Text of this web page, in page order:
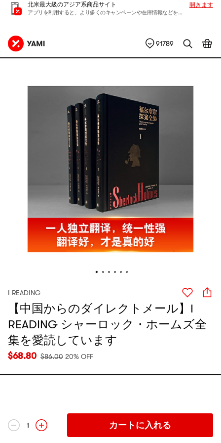
北米最大級のアジア系商品サイト
アプリを利用すると、より多くのキャンペーンや在庫情報などを入手できます
開きます
91789
I READING
【中国からのダイレクトメール】I
READING シャーロック・ホームズ全
集を愛読しています
$68.80 $86.00 20% OFF
1 カートに入れる